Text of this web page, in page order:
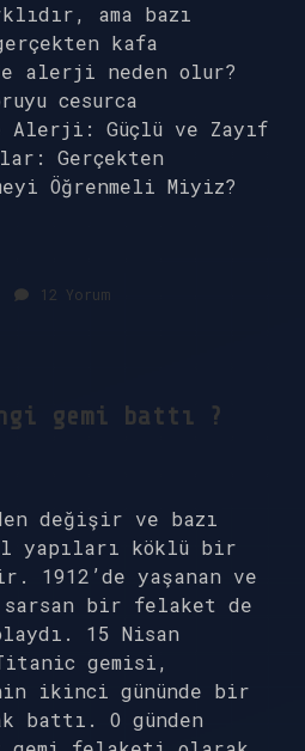
ama bazı
kafa
alerji neden olur?
cesurca
Alerji: Güçlü ve Zayıf
Gerçekten
Öğrenmeli Miyiz?
12 Yorum
gemi battı ?
değişir ve bazı
yapıları köklü bir
1912’de yaşanan ve
sarsan bir felaket de
15 Nisan
gemisi,
ikinci gününde bir
battı. O günden